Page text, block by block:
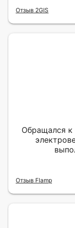
Отзыв 2GIS
Обращался
Отзыв Flamp